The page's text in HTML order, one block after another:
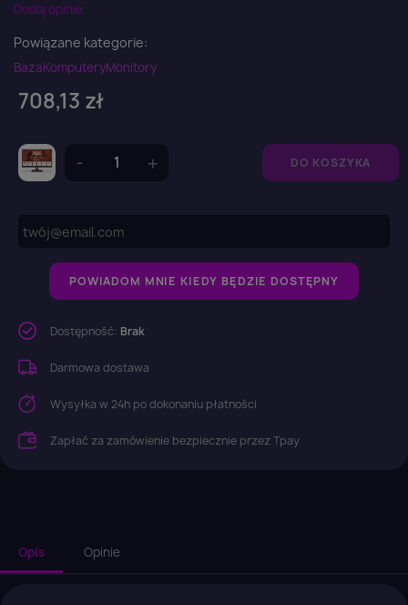
Dodaj opinie
Powiązane kategorie:
BazaKomputeryMonitory
708,13 zł
DO KOSZYKA
POWIADOM MNIE KIEDY BĘDZIE DOSTĘPNY
Dostępność: Brak
Darmowa dostawa
Wysyłka w 24h po dokonaniu płatności
Zapłać za zamówienie bezpiecznie przez Tpay
Opis Opinie